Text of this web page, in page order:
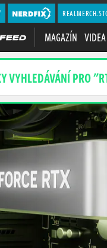
MAGAZÍN VIDEA
VYHLEDÁVÁNÍ PRO